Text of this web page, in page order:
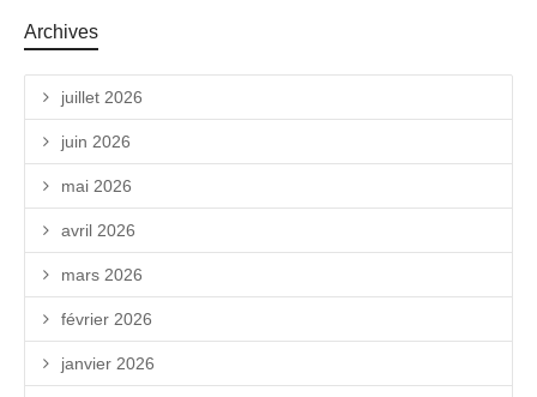
Archives
juillet 2026
juin 2026
mai 2026
avril 2026
mars 2026
février 2026
janvier 2026